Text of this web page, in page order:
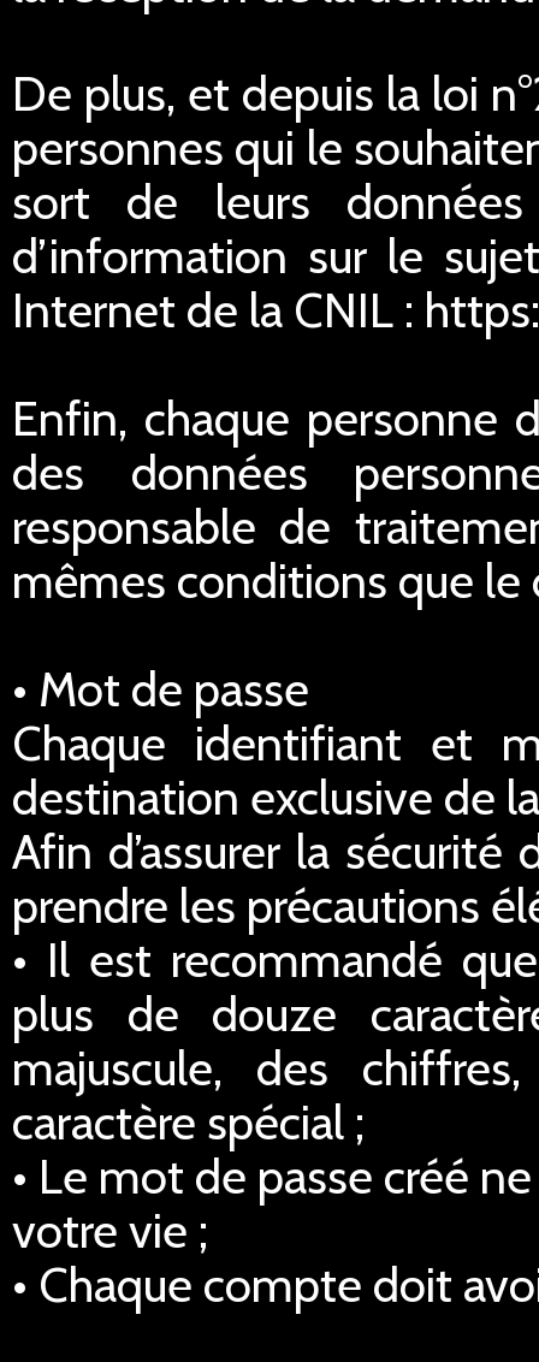
De plus, et depuis la loi
personnes qui le
sort de leurs
d’information sur le
Internet de la CNIL :
Enfin, chaque personne
des données
responsable de
mêmes conditions que le
• Mot de passe
Chaque identifiant et
destination exclusive de
Afin d’assurer la
prendre les précautions
• Il est recommandé
plus de douze
majuscule, des
caractère spécial ;
• Le mot de passe créé
votre vie ;
• Chaque compte doit